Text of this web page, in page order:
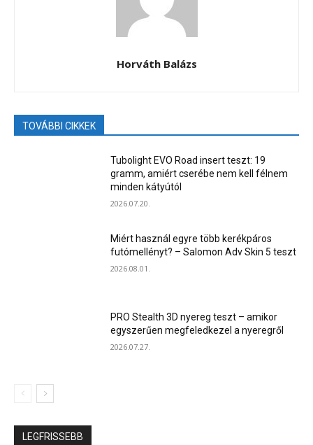
Horváth Balázs
TOVÁBBI CIKKEK
Tubolight EVO Road insert teszt: 19
gramm, amiért cserébe nem kell félnem
minden kátyútól
2026.07.20.
Miért használ egyre több kerékpáros
futómellényt? – Salomon Adv Skin 5 teszt
2026.08.01.
PRO Stealth 3D nyereg teszt – amikor
egyszerűen megfeledkezel a nyeregről
2026.07.27.
LEGFRISSEBB